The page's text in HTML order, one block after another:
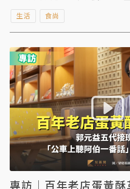
創辦人蔡瑞通表示，自2021年開
200款麵包，是全台最多，價位
間。《知新聞》記者採訪當天，
北巢屋為何這麼夯？年營收甚至
生活 食尚
專訪｜百年老店蛋黃酥